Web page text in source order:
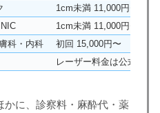
1cm未満 11,000円〜
1cm未満 11,000円〜
科・内科
初回 15,000円〜
レーザー料金は公式で要
かに、診察料・麻酔代・薬